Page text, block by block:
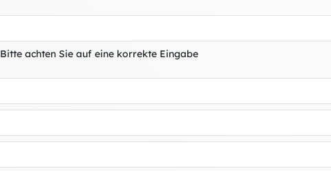
Bitte achten Sie auf eine korrekte Eingabe